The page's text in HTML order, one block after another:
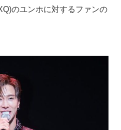
のユンホに対するファンの